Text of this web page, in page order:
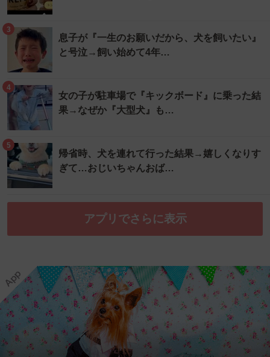
3
息子が『一生のお願いだから、犬を飼いたい』
と号泣→飼い始めて4年…
4
女の子が駐車場で『キックボード』に乗った結
果→なぜか『大型犬』も…
5
帰省時、犬を連れて行った結果→嬉しくなりす
ぎて…おじいちゃんおば…
アプリでさらに表示